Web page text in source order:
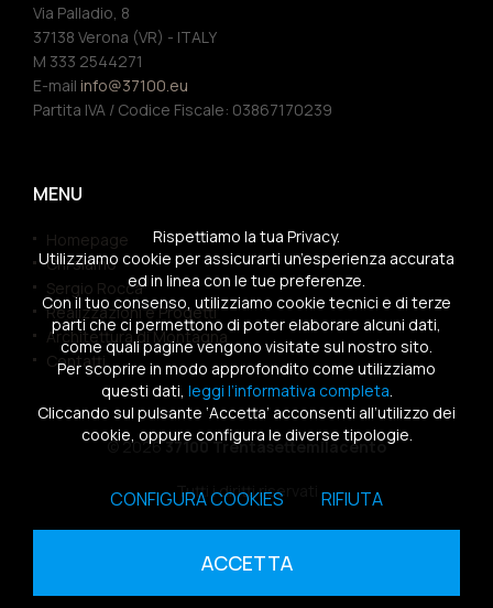
Via Palladio, 8
37138 Verona (VR) - ITALY
M 333 2544271
E-mail info@37100.eu
Partita IVA / Codice Fiscale: 03867170239
MENU
Homepage
Chi siamo
Sergio Rocca
Realizzazioni e Progetti
Architettura di Montagna
Contatti
© 202637100 Trentasettemilacento
Tutti i diritti riservati
Sitemap|Privacy Policy|Cookies Policy
Rispettiamo la tua Privacy.
Utilizziamo cookie per assicurarti un’esperienza accurata
ed in linea con le tue preferenze.
Con il tuo consenso, utilizziamo cookie tecnici e di terze
parti che ci permettono di poter elaborare alcuni dati,
come quali pagine vengono visitate sul nostro sito.
Per scoprire in modo approfondito come utilizziamo
questi dati, leggi l’informativa completa.
Cliccando sul pulsante ‘Accetta’ acconsenti all’utilizzo dei
cookie, oppure configura le diverse tipologie.
CONFIGURA COOKIES RIFIUTA
ACCETTA